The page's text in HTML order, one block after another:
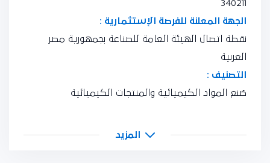
340211
الجهة المعلنة للفرصة الإستثمارية :
نقطة اتصال الهيئة العامة للصناعة بجمهورية مصر
العربية
التصنيف :
صُنع المواد الكيميائية والمنتجات الكيميائية
المزيد